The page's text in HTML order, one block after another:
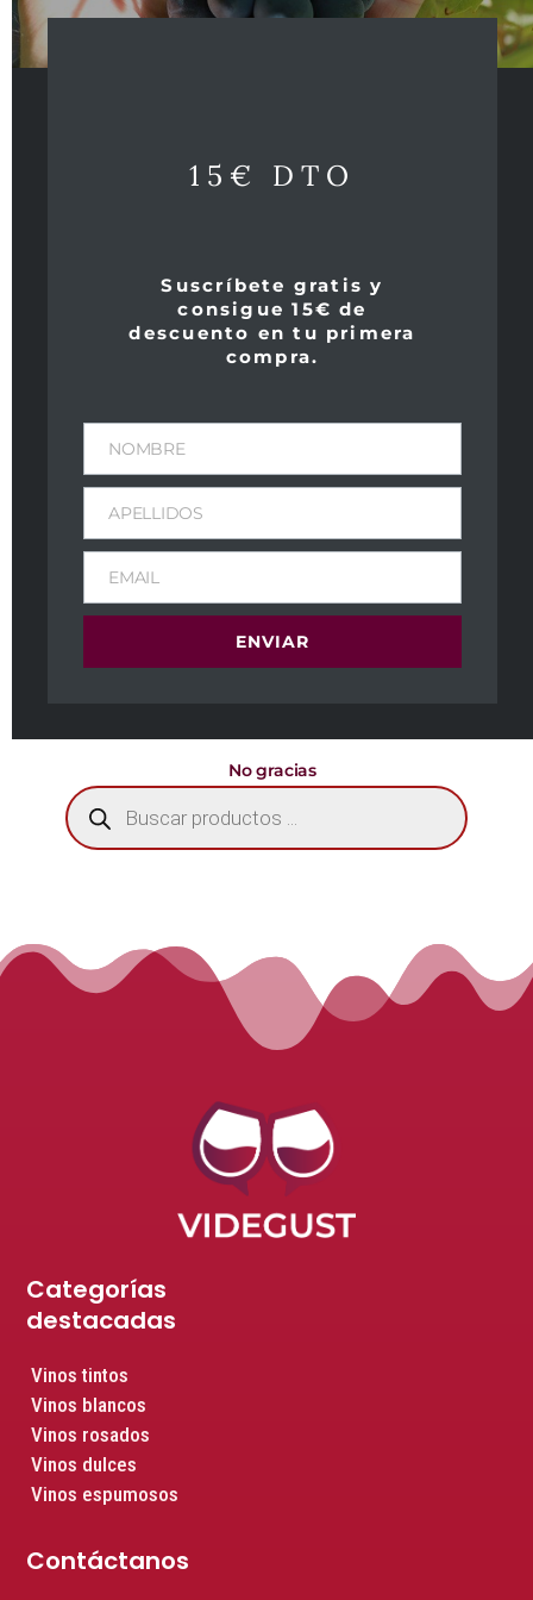
Dimensiones
Vall d´Alcalà – Alicante
Capacidad:
Carrito
Búsqueda
de
productos
Categorías
destacadas
Vinos tintos
Vinos blancos
Vinos rosados
Vinos dulces
Vinos espumosos
Contáctanos
15€ DTO
Suscríbete gratis y
consigue 15€ de
descuento en tu primera
compra.
NOMBRE
APELLIDOS
EMAIL
ENVIAR
No gracias